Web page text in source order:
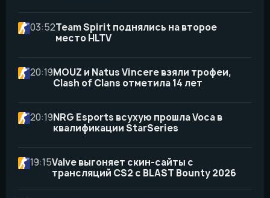
03:52Team Spirit поднялись на второе
место HLTV
20:19MOUZ и Natus Vincere взяли трофеи,
Clash of Clans отметила 14 лет
20:19NRG Esports всухую прошла Voca в
квалификации StarSeries
19:15Valve выгоняет скин-сайты с
трансляций CS2 с BLAST Bounty 2026